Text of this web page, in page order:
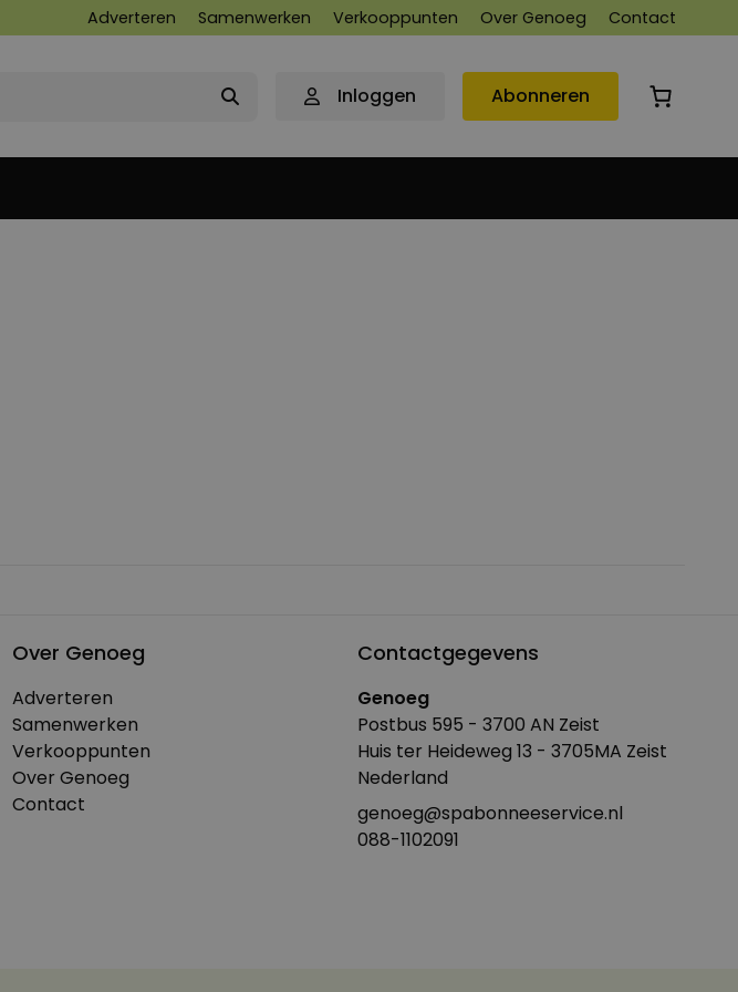
Adverteren Samenwerken Verkooppunten Over Genoeg Contact
Inloggen Abonneren
Over Genoeg
Adverteren
Samenwerken
Verkooppunten
Over Genoeg
Contact
Contactgegevens
Genoeg
Postbus 595 - 3700 AN Zeist
Huis ter Heideweg 13 - 3705MA Zeist
Nederland
genoeg@spabonneeservice.nl
088-1102091